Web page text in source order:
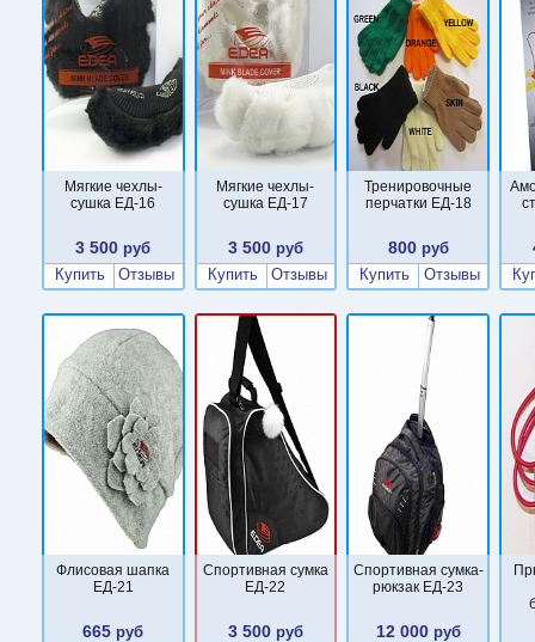
Мягкие чехлы-
сушка ЕД-16
3 500 руб
Купить
Отзывы
Мягкие чехлы-
сушка ЕД-17
3 500 руб
Купить
Отзывы
Тренировочные
перчатки ЕД-18
800руб
Купить
Отзывы
Флисовая шапка
ЕД-21
665 руб
Спортивная сумка
ЕД-22
3 500 руб
Спортивная сумка-
рюкзак ЕД-23
12 000руб